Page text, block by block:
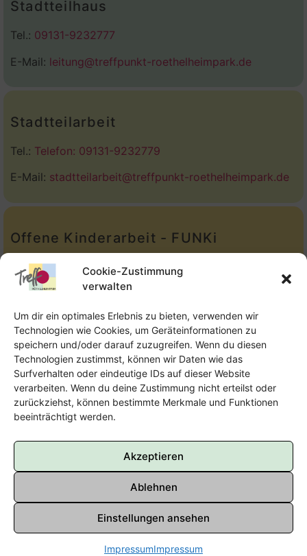
Cookie-Zustimmung
verwalten
Um dir ein optimales Erlebnis zu bieten, verwenden wir
Technologien wie Cookies, um Geräteinformationen zu
speichern und/oder darauf zuzugreifen. Wenn du diesen
Technologien zustimmst, können wir Daten wie das
Surfverhalten oder eindeutige IDs auf dieser Website
verarbeiten. Wenn du deine Zustimmung nicht erteilst oder
zurückziehst, können bestimmte Merkmale und Funktionen
beeinträchtigt werden.
Akzeptieren
Ablehnen
Einstellungen ansehen
ImpressumImpressum
Stadtteilhaus
Tel.: 09131-9232777
E-Mail: leitung@treffpunkt-roethelheimpark.de
Stadtteilarbeit
Tel.: Telefon: 09131-9232779
E-Mail: stadtteilarbeit@treffpunkt-roethelheimpark.de
Offene Kinderarbeit - FUNKi
Tel.:Telefon: 09131-610749
E-Mail:oka@treffpunkt-roethelheimpark.de
Offene Jugendarbeit - Easthouse
Tel:
09131–302259
E-Mail:oja@treffpunkt-roethelheimpark.de